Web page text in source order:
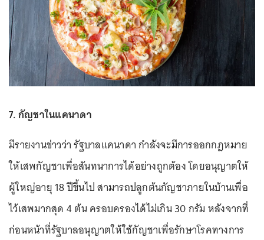
7. กัญชาในแคนาดา
มีรายงานข่าวว่า รัฐบาลแคนาดา กำลังจะมีการออกกฎหมาย
ให้เสพกัญชาเพื่อสันทนาการได้อย่างถูกต้อง โดยอนุญาตให้
ผู้ใหญ่อายุ 18 ปีขึ้นไป สามารถปลูกต้นกัญชาภายในบ้านเพื่อ
ไว้เสพมากสุด 4 ต้น ครอบครองได้ไม่เกิน 30 กรัม หลังจากที่
ก่อนหน้าที่รัฐบาลอนุญาตให้ใช้กัญชาเพื่อรักษาโรคทางการ